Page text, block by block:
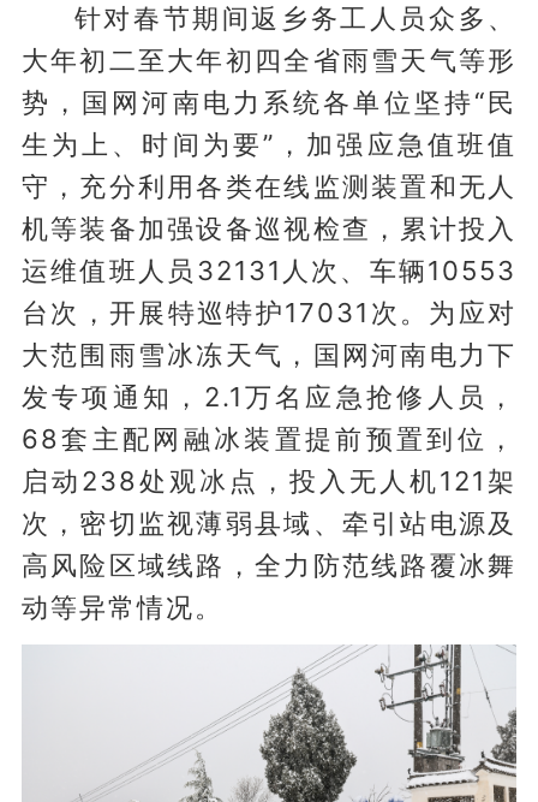
针对春节期间返乡务工人员众多、
大年初二至大年初四全省雨雪天气等形
势，国网河南电力系统各单位坚持“民
生为上、时间为要”，加强应急值班值
守，充分利用各类在线监测装置和无人
机等装备加强设备巡视检查，累计投入
运维值班人员32131人次、车辆10553
台次，开展特巡特护17031次。为应对
大范围雨雪冰冻天气，国网河南电力下
发专项通知，2.1万名应急抢修人员，
68套主配网融冰装置提前预置到位，
启动238处观冰点，投入无人机121架
次，密切监视薄弱县域、牵引站电源及
高风险区域线路，全力防范线路覆冰舞
动等异常情况。